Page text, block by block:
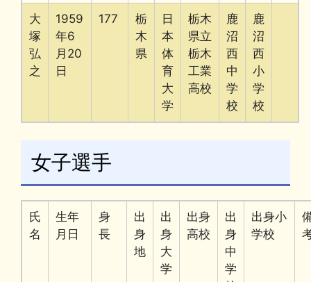
大
塚
弘
之
1959
年6
月20
日
177
栃
木
県
日
本
体
育
大
学
栃木
県立
栃木
工業
高校
鹿
沼
西
中
学
校
鹿
沼
西
小
学
校
女子選手
氏
名
生年
月日
身
長
出
身
地
出
身
大
学
出身
高校
出
身
中
学
出身小
学校